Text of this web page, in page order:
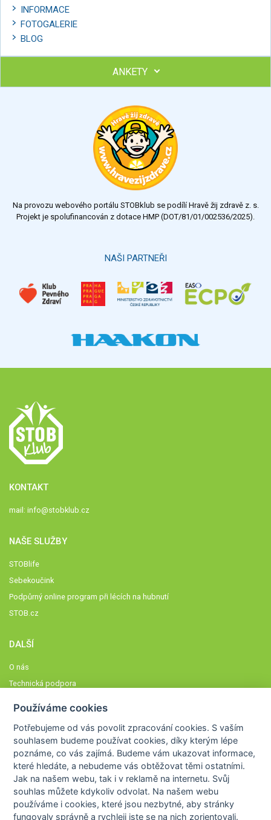
INFORMACE
FOTOGALERIE
BLOG
ANKETY
Výsledky Všechny ankety
Na provozu webového portálu STOBklub se podílí Hravě žij zdravě z. s.
Projekt je spolufinancován z dotace HMP (DOT/81/01/002536/2025).
NAŠI PARTNEŘI
KONTAKT
mail: info@stobklub.cz
NAŠE SLUŽBY
STOBlife
Sebekoučink
Podpůrný online program při lécích na hubnutí
STOB.cz
DALŠÍ
O nás
Technická podpora
Členové STOBklubu
Zásady nakládání s osobními údaji
Otestujte se
Spočítejte si
Výzva 52
Používáme cookies
Potřebujeme od vás povolit zpracování cookies. S vaším
souhlasem budeme používat cookies, díky kterým lépe
poznáme,co vás zajímá. Budeme vám ukazovat informace,
které hledáte, a nebudeme vás obtěžovat těmi ostatními.
Jak na našem webu, tak i v reklamě na internetu. Svůj
souhlas můžete kdykoliv odvolat. Na našem webu
používáme i cookies, které jsou nezbytné, aby stránky
fungovaly správně a rychleji jste se na nich zorientovali.